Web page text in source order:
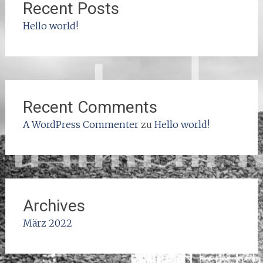
Recent Posts
Hello world!
Recent Comments
A WordPress Commenterzu Hello world!
Archives
März 2022